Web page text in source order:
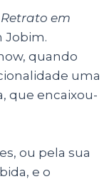
Retrato em
Jobim.
quando
uma
que encaixou-
ou pela sua
e o